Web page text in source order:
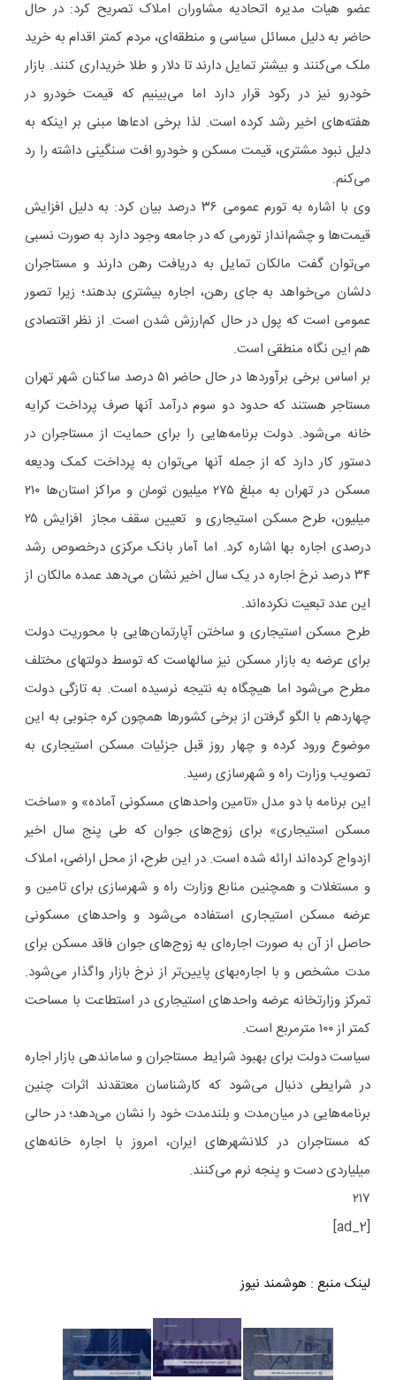
عضو هیات مدیره اتحادیه مشاوران املاک تصریح کرد: در حال
حاضر به دلیل مسائل سیاسی و منطقه‌ای، مردم کمتر اقدام به خرید
ملک می‌کنند و بیشتر تمایل دارند تا دلار و طلا خریداری کنند. بازار
خودرو نیز در رکود قرار دارد اما می‌بینیم که قیمت خودرو در
هفته‌های اخیر رشد کرده است. لذا برخی ادعاها مبنی بر اینکه به
دلیل نبود مشتری، قیمت مسکن و خودرو افت سنگینی داشته را رد
می‌کنم.
وی با اشاره به تورم عمومی ۳۶ درصد بیان کرد: به دلیل افزایش
قیمت‌ها و چشم‌انداز تورمی که در جامعه وجود دارد به صورت نسبی
می‌توان گفت مالکان تمایل به دریافت رهن دارند و مستاجران
دلشان می‌خواهد به جای رهن، اجاره بیشتری بدهند؛ زیرا تصور
عمومی است که پول در حال کم‌ارزش شدن است. از نظر اقتصادی
هم این نگاه منطقی است.
بر اساس برخی برآوردها در حال حاضر ۵۱ درصد ساکنان شهر تهران
مستاجر هستند که حدود دو سوم درآمد آنها صرف پرداخت کرایه
خانه می‌شود. دولت برنامه‌هایی را برای حمایت از مستاجران در
دستور کار دارد که از جمله آنها می‌توان به پرداخت کمک ودیعه
مسکن در تهران به مبلغ ۲۷۵ میلیون تومان و مراکز استان‌ها ۲۱۰
میلیون، طرح مسکن استیجاری و تعیین سقف مجاز افزایش ۲۵
درصدی اجاره بها اشاره کرد. اما آمار بانک مرکزی درخصوص رشد
۳۴ درصد نرخ اجاره در یک سال اخیر نشان می‌دهد عمده مالکان از
این عدد تبعیت نکرده‌اند.
طرح مسکن استیجاری و ساختن آپارتمان‌هایی با محوریت دولت
برای عرضه به بازار مسکن نیز سالهاست که توسط دولتهای مختلف
مطرح می‌شود اما هیچگاه به نتیجه نرسیده است. به تازگی دولت
چهاردهم با الگو گرفتن از برخی کشورها همچون کره جنوبی به این
موضوع ورود کرده و چهار روز قبل جزئیات مسکن استیجاری به
تصویب وزارت راه و شهرسازی رسید.
این برنامه با دو مدل «تامین واحدهای مسکونی آماده» و «ساخت
مسکن استیجاری» برای زوج‌های جوان که طی پنج سال اخیر
ازدواج کرده‌اند ارائه شده است. در این طرح، از محل اراضی، املاک
و مستغلات و همچنین منابع وزارت راه و شهرسازی برای تامین و
عرضه مسکن استیجاری استفاده می‌شود و واحدهای مسکونی
حاصل از آن به صورت اجاره‌ای به زوج‌های جوان فاقد مسکن برای
مدت مشخص و با اجاره‌بهای پایین‌تر از نرخ بازار واگذار می‌شود.
تمرکز وزارتخانه عرضه واحدهای استیجاری در استطاعت با مساحت
کمتر از ۱۰۰ مترمربع است.
سیاست دولت برای بهبود شرایط مستاجران و ساماندهی بازار اجاره
در شرایطی دنبال می‌شود که کارشناسان معتقدند اثرات چنین
برنامه‌هایی در میان‌مدت و بلندمدت خود را نشان می‌دهد؛ در حالی
که مستاجران در کلانشهرهای ایران، امروز با اجاره خانه‌های
میلیاردی دست و پنجه نرم می‌کنند.
۲۱۷
[ad_2]
لینک منبع : هوشمند نیوز